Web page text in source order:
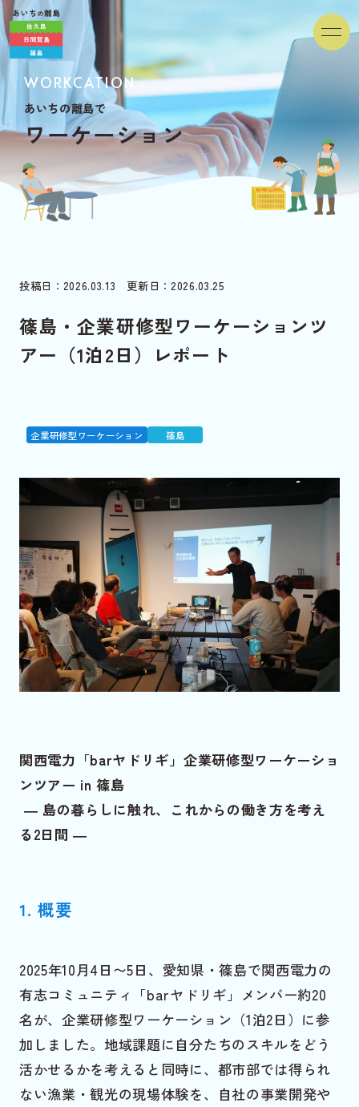
WORKCATION
あいちの離島で
ワーケーション
投稿日：2026.03.13 更新日：2026.03.25
篠島・企業研修型ワーケーションツ
アー（1泊2日）レポート
企業研修型ワーケーション 篠島
関西電力「barヤドリギ」企業研修型ワーケーショ
ンツアー in 篠島
― 島の暮らしに触れ、これからの働き方を考え
る2日間 ―
1. 概要
2025年10月4日〜5日、愛知県・篠島で関西電力の
有志コミュニティ「barヤドリギ」メンバー約20
名が、企業研修型ワーケーション（1泊2日）に参
加しました。地域課題に自分たちのスキルをどう
活かせるかを考えると同時に、都市部では得られ
ない漁業・観光の現場体験を、自社の事業開発や